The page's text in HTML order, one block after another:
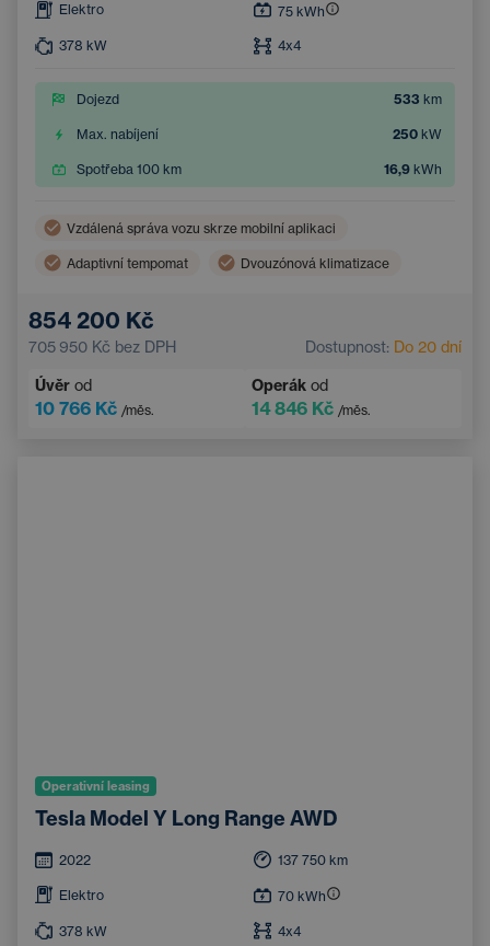
Elektro 75 kWh
378 kW 4x4
Dojezd 533 km
Max. nabíjení 250 kW
Spotřeba 100 km 16,9 kWh
Vzdálená správa vozu skrze mobilní aplikaci
Adaptivní tempomat Dvouzónová klimatizace
Asistent hlídání jízdy v pruhu
Parkovací kamera Elektricky nastavitelná sedadla
854 200 Kč
705 950 Kč bez DPH Dostupnost: Do 20 dní
Úvěr od
10 766 Kč /měs.
Operák od
14 846 Kč /měs.
Operativní leasing
Tesla Model Y Long Range AWD
2022 137 750 km
Elektro 70 kWh
378 kW 4x4